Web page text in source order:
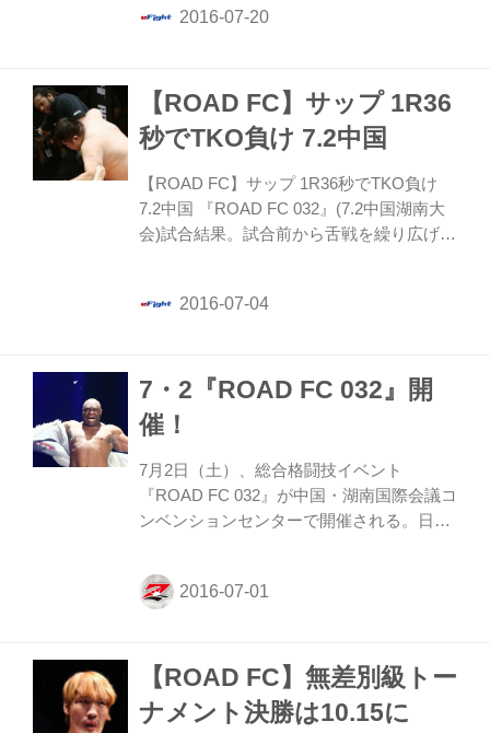
級トーナメントのリザーブマッチとして、
【ROAD FC】サップ 1R36
秒でTKO負け 7.2中国
【ROAD FC】サップ 1R36秒でTKO負け
7.2中国 『ROAD FC 032』(7.2中国湖南大
会)試合結果。試合前から舌戦を繰り広げて
7・2『ROAD FC 032』開
催！
7月2日（土）、総合格闘技イベント
『ROAD FC 032』が中国・湖南国際会議コ
ンベンションセンターで開催される。日本
RIZINにも出場したキム・スーチョルなど
が出場予定。さらにDEEPで活躍する華
目の女子対決が行なわれる。人気ファイタ
ー法DATEも参戦！ なお、この大会はアフ
リカTVで無料視聴することができる。世界
【ROAD FC】無差別級トー
ナメント決勝は10.15に